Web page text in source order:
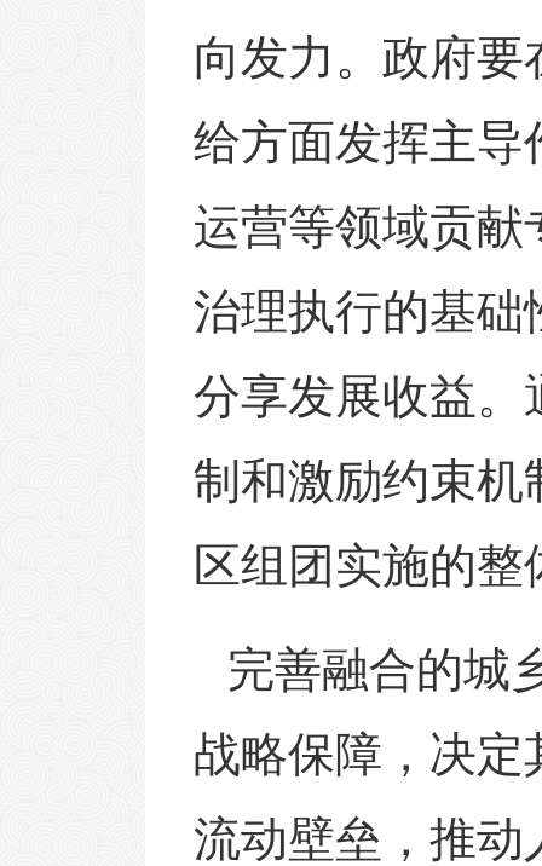
向发力。政府
给方面发挥主导
运营等领域贡
治理执行的基
分享发展收益。
制和激励约束机
区组团实施的整
完善融合的城
战略保障，决
流动壁垒，推动